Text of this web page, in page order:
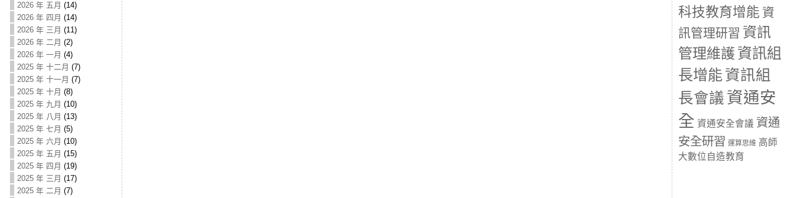
2026 年 五月 (14)
2026 年 四月 (14)
2026 年 三月 (11)
2026 年 二月 (2)
2026 年 一月 (4)
2025 年 十二月 (7)
2025 年 十一月 (7)
2025 年 十月 (8)
2025 年 九月 (10)
2025 年 八月 (13)
2025 年 七月 (5)
2025 年 六月 (10)
2025 年 五月 (15)
2025 年 四月 (19)
2025 年 三月 (17)
2025 年 二月 (7)
科技教育增能 資
訊管理研習 資訊
管理維護 資訊組
長增能資訊組
長會議 資通安
全 資通安全會議 資通
安全研習 運算思維 高師
大數位自造教育